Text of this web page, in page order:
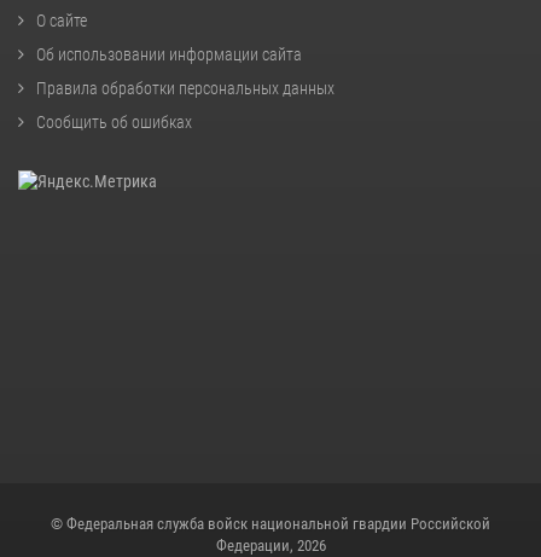
О сайте
Об использовании информации сайта
Правила обработки персональных данных
Сообщить об ошибках
© Федеральная служба войск национальной гвардии Российской
Федерации, 2026